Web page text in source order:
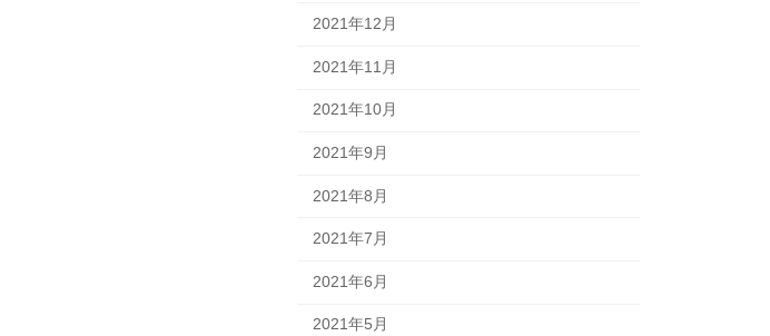
2021年12月
2021年11月
2021年10月
2021年9月
2021年8月
2021年7月
2021年6月
2021年5月